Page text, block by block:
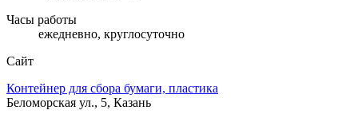
Часы работы
ежедневно, круглосуточно
Сайт
Контейнер для сбора бумаги, пластика
Беломорская ул., 5, Казань